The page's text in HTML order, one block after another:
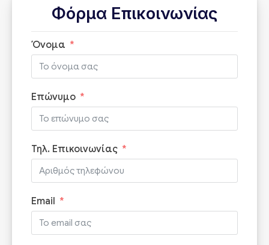
Φόρμα Επικοινωνίας
Όνομα
Επώνυμο
Τηλ. Επικοινωνίας
Email